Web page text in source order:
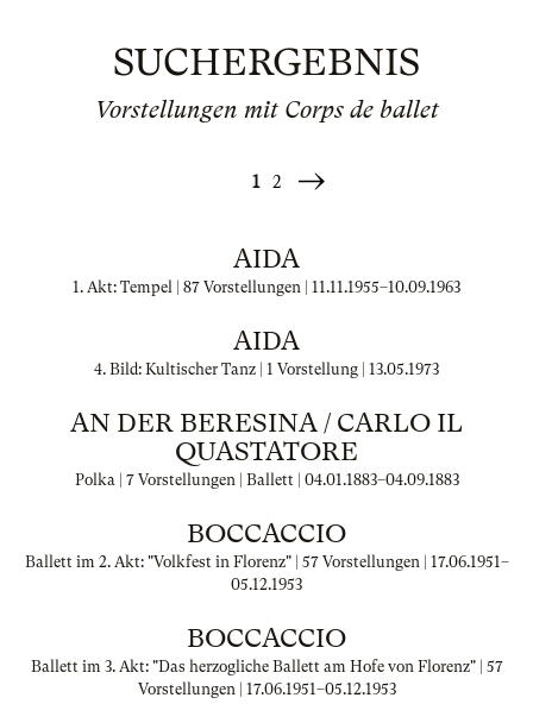
SUCHERGEBNIS
Vorstellungen mit Corps de ballet
1 2
Weiter
AIDA
1. Akt: Tempel | 87 Vorstellungen | 11.11.1955–10.09.1963
AIDA
4. Bild: Kultischer Tanz | 1 Vorstellung | 13.05.1973
AN DER BERESINA / CARLO IL
QUASTATORE
Polka | 7 Vorstellungen | Ballett | 04.01.1883–04.09.1883
BOCCACCIO
Ballett im 2. Akt: "Volkfest in Florenz" | 57 Vorstellungen | 17.06.1951–
05.12.1953
BOCCACCIO
Ballett im 3. Akt: "Das herzogliche Ballett am Hofe von Florenz" | 57
Vorstellungen | 17.06.1951–05.12.1953